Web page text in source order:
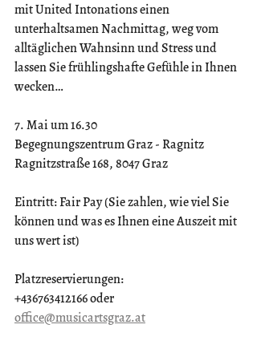
mit United Intonations einen
unterhaltsamen Nachmittag, weg vom
alltäglichen Wahnsinn und Stress und
lassen Sie frühlingshafte Gefühle in Ihnen
wecken…
7. Mai um 16.30
Begegnungszentrum Graz - Ragnitz
Ragnitzstraße 168, 8047 Graz
Eintritt: Fair Pay (Sie zahlen, wie viel Sie
können und was es Ihnen eine Auszeit mit
uns wert ist)
Platzreservierungen:
+436763412166 oder
office@musicartsgraz.at